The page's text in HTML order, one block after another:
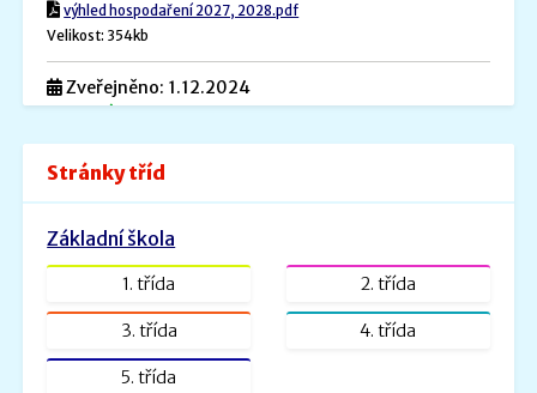
výhled hospodaření 2027, 2028.pdf
Velikost: 354kb
Zveřejněno: 1.12.2024
Povinné informace.pdf
Velikost: 240kb
ŠVP PV _ MŠ Rybička
ŠVP PV Rybička_web.doc.pdf
Zveřejněno: 31.1.2022
ŠVP - Veselá školička
Stránky tříd
Základní škola
1. třída 2. třída
3. třída 4. třída
5. třída